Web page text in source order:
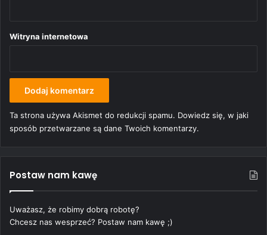
Witryna internetowa
Ta strona używa Akismet do redukcji spamu. Dowiedz się, w jaki
sposób przetwarzane są dane Twoich komentarzy.
Postaw nam kawę
Uważasz, że robimy dobrą robotę?
Chcesz nas wesprzeć? Postaw nam kawę ;)